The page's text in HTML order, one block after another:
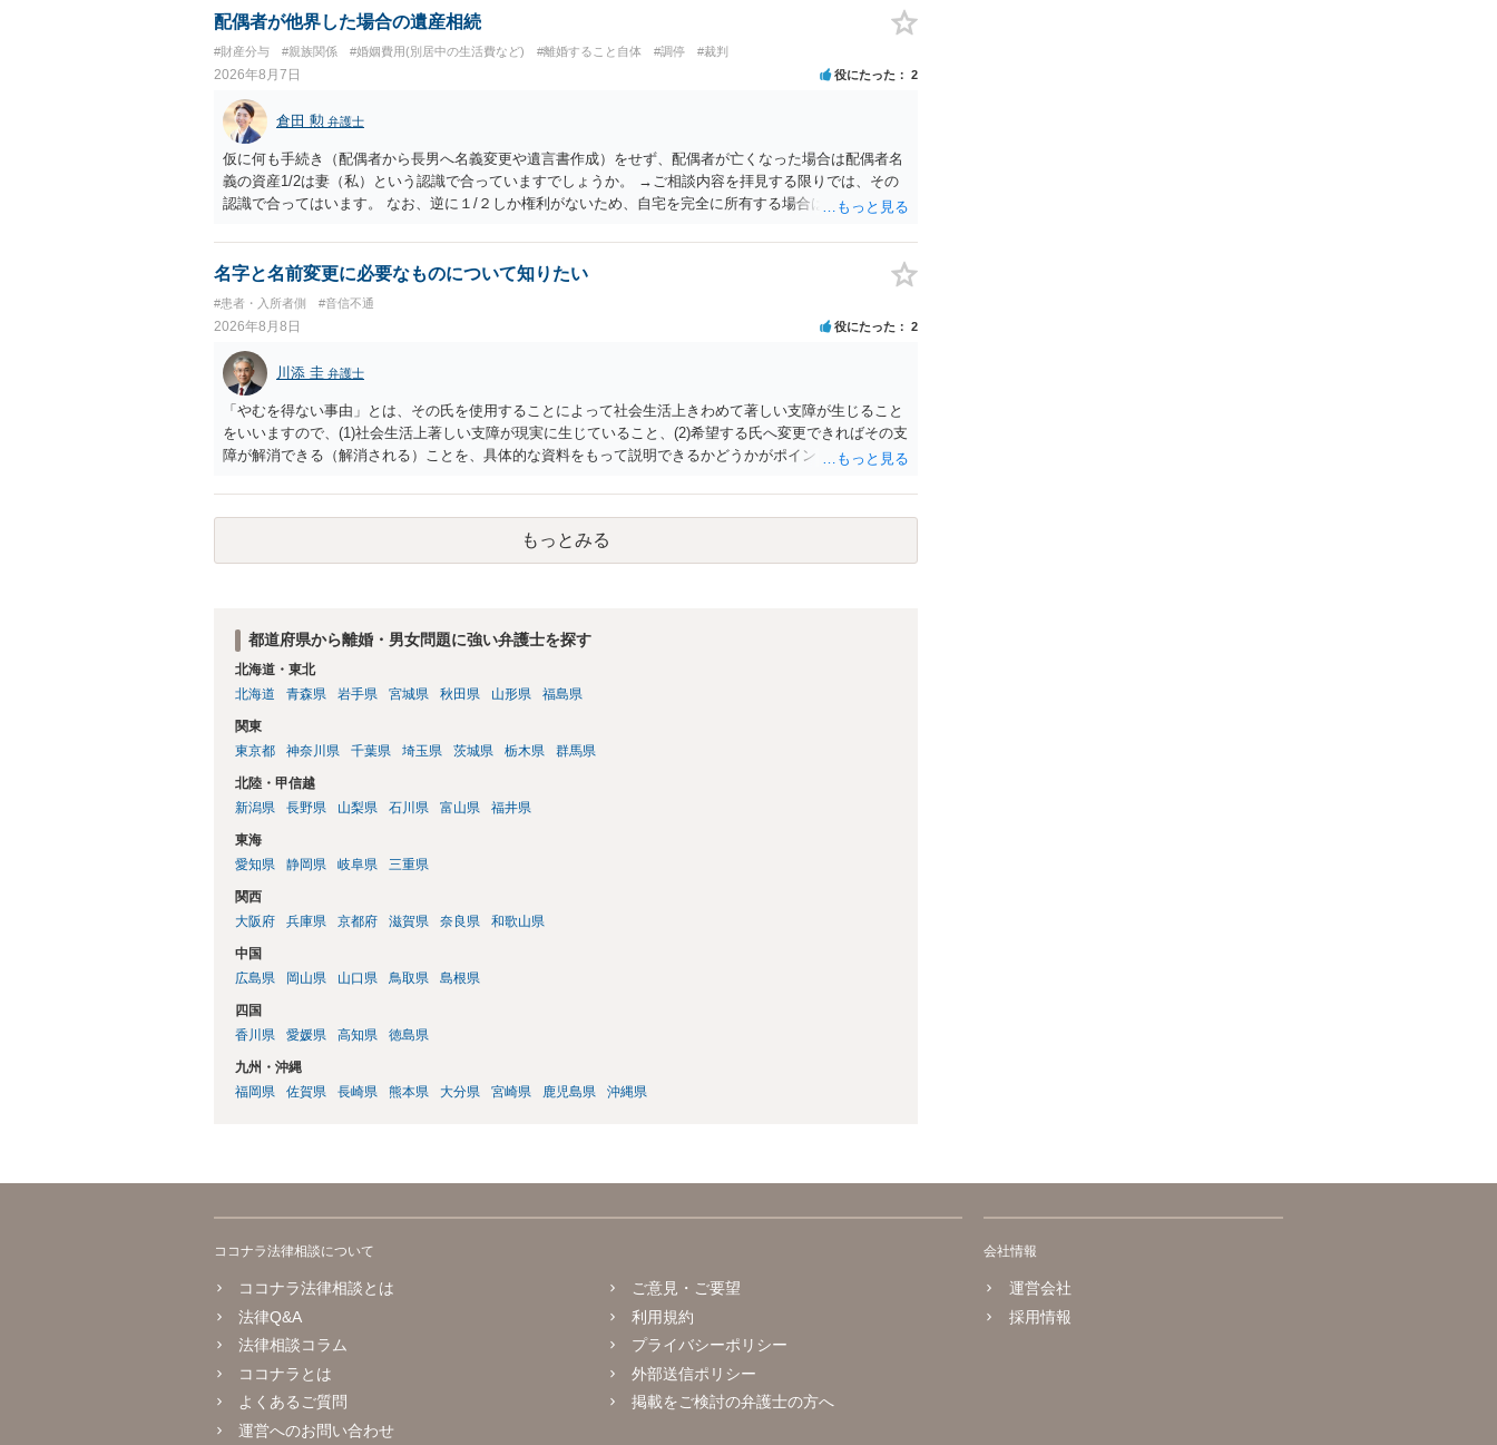
か？との点はそのとおりかと思います。養育費は事情の変更があった場合に変更するので毎年見直すこと
配偶者が他界した場合の遺産相続
#財産分与 #親族関係 #婚姻費用(別居中の生活費など) #離婚すること自体 #調停 #裁判
2026年8月7日 役にたった 2
倉田 勲 弁護士
仮に何も手続き（配偶者から長男へ名義変更や遺言書作成）をせず、配偶者が亡くなった場合は配偶者名
義の資産1/2は妻（私）という認識で合っていますでしょうか。 →ご相談内容を拝見する限りでは、その
認識で合ってはいます。 なお、逆に１/２しか権利がないため、自宅を完全に所有する場合は、他の相続
名字と名前変更に必要なものについて知りたい
#患者・入所者側 #音信不通
2026年8月8日 役にたった 2
川添 圭 弁護士
「やむを得ない事由」とは、その氏を使用することによって社会生活上きわめて著しい支障が生じること
をいいますので、(1)社会生活上著しい支障が現実に生じていること、(2)希望する氏へ変更できればその支
障が解消できる（解消される）ことを、具体的な資料をもって説明できるかどうかがポイントです。 記録
出することが必要になります。「フラッシュバック」とのことなので、例えば、医学上確立されているPT
SDの診断基準に合致した説明とそれに沿う資料の提出が必要になってくるように思います。 精神的・心
理的な理由の氏変更は様々な意味でハードルがかなり高く、弁護士へ依頼しても苦労することが強く予想
されるところです。、もし本人申立てをお考えであれば、医学知識はもちろん法律知識も要求されますの
もっとみる
都道府県から離婚・男女問題に強い弁護士を探す
北海道・東北
北海道
青森県 岩手県 宮城県 秋田県 山形県 福島県
関東
東京都
神奈川県 千葉県 埼玉県 茨城県 栃木県 群馬県
北陸・甲信越
新潟県
長野県 山梨県 石川県 富山県 福井県
東海
愛知県
静岡県 岐阜県 三重県
関西
大阪府
兵庫県 京都府 滋賀県 奈良県 和歌山県
中国
広島県
岡山県 山口県 鳥取県 島根県
四国
香川県
愛媛県 高知県 徳島県
九州・沖縄
福岡県
佐賀県 長崎県 熊本県 大分県 宮崎県 鹿児島県 沖縄県
ココナラ法律相談について
ココナラ法律相談とは
法律Q&A
法律相談コラム
ココナラとは
よくあるご質問
運営へのお問い合わせ
ご意見・ご要望
利用規約
プライバシーポリシー
外部送信ポリシー
掲載をご検討の弁護士の方へ
会社情報
運営会社
採用情報